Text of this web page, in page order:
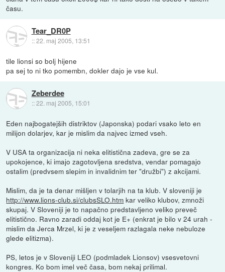
času.
Tear_DR0P
::22. maj 2005, 13:51
tile lionsi so bolj hijene
pa sej to ni tko pomembn, dokler dajo je vse kul.
Zeberdee
::22. maj 2005, 15:01
Eden najbogatejših distriktov (Japonska) podari vsako leto en
milijon dolarjev, kar je mislim da najvec izmed vseh.
V USA ta organizacija ni neka elitistična zadeva, gre se za
upokojence, ki imajo zagotovljena sredstva, vendar pomagajo
ostalim (predvsem slepim in invalidnim ter "družbi") z akcijami.
Mislim, da je ta denar mišljen v tolarjih na ta klub. V sloveniji je
http://www.lions-club.si/clubsSLO.htm kar veliko klubov, zmnoži
skupaj. V Sloveniji je to napačno predstavljeno veliko preveč
elitistično. Ravno zaradi oddaj kot je E+ (enkrat je bilo v 24 urah -
mislim da Jerca Mrzel, ki je z veseljem razlagala neke nebuloze
glede elitizma).
PS, letos je v Sloveniji LEO (podmladek Lionsov) vsesvetovni
kongres. Ko bom imel več časa, bom nekaj prilimal.